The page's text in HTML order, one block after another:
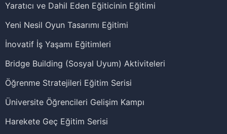
Yaratıcı ve Dahil Eden Eğiticinin Eğitimi
Yeni Nesil Oyun Tasarımı Eğitimi
İnovatif İş Yaşamı Eğitimleri
Bridge Building (Sosyal Uyum) Aktiviteleri
Öğrenme Stratejileri Eğitim Serisi
Üniversite Öğrencileri Gelişim Kampı
Harekete Geç Eğitim Serisi